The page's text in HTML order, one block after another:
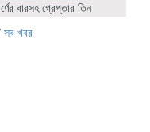
বারসহ গ্রেপ্তার তিন
সব খবর